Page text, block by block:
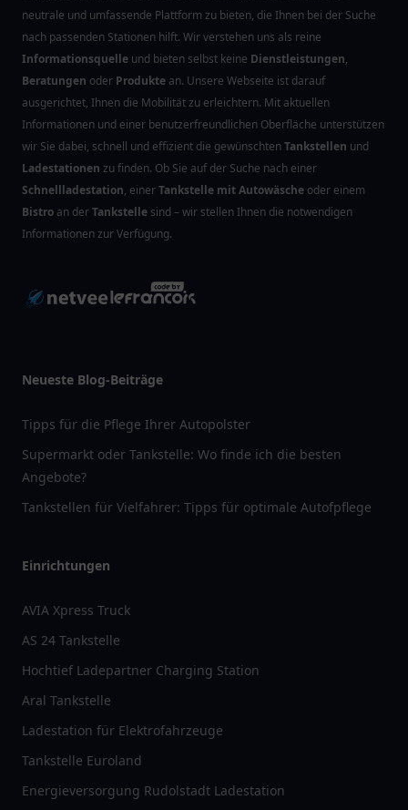
neutrale und umfassende Plattform zu bieten, die Ihnen bei der Suche
nach passenden Stationen hilft. Wir verstehen uns als reine
Informationsquelle und bieten selbst keine Dienstleistungen,
Beratungen oder Produkte an. Unsere Webseite ist darauf
ausgerichtet, Ihnen die Mobilität zu erleichtern. Mit aktuellen
Informationen und einer benutzerfreundlichen Oberfläche unterstützen
wir Sie dabei, schnell und effizient die gewünschtenTankstellen und
Ladestationen zu finden. Ob Sie auf der Suche nach einer
Schnellladestation, einerTankstelle mit Autowäsche oder einem
Bistro an derTankstelle sind – wir stellen Ihnen die notwendigen
Informationen zur Verfügung.
Neueste Blog-Beiträge
Tipps für die Pflege Ihrer Autopolster
Supermarkt oder Tankstelle: Wo finde ich die besten
Angebote?
Tankstellen für Vielfahrer: Tipps für optimale Autofpflege
Einrichtungen
AVIA Xpress Truck
AS 24 Tankstelle
Hochtief Ladepartner Charging Station
Aral Tankstelle
Ladestation für Elektrofahrzeuge
Tankstelle Euroland
Energieversorgung Rudolstadt Ladestation